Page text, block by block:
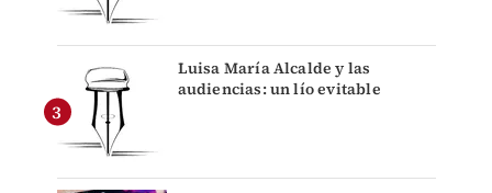
Luisa María Alcalde y las
audiencias: un lío evitable